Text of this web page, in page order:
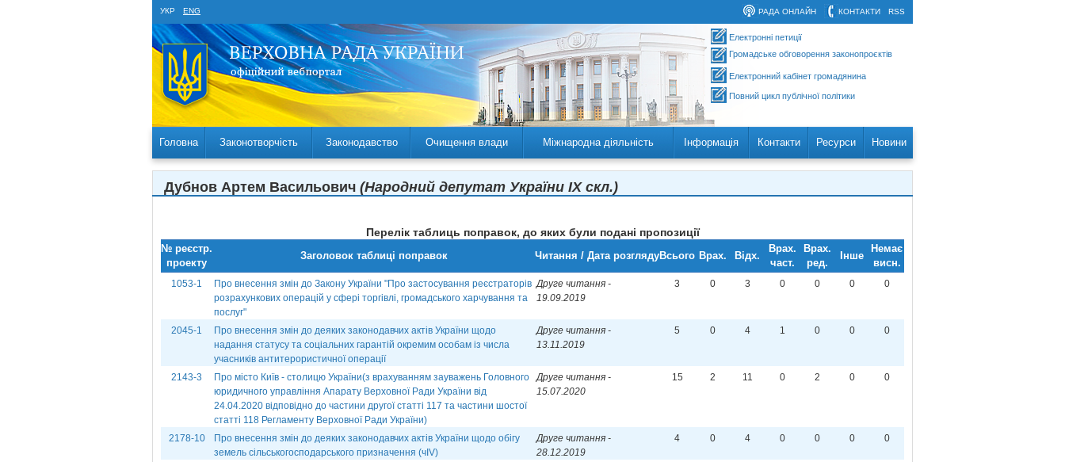
УКР ENG RSS
КОНТАКТИ
РАДА ОНЛАЙН
Електронні петиції
Громадське обговорення законопроєктів
Електронний кабінет громадянина
Повний цикл публічної політики
Головна Законотворчість Законодавство Очищення влади Міжнародна діяльність Інформація Контакти Ресурси Новини
Дубнов Артем Васильович (Народний депутат України IX скл.)
Перелік таблиць поправок, до яких були подані пропозиції
№ реєстр.
проекту
Заголовок таблиці поправок Читання / Дата розглядуВсього Врах. Відх.
Врах.
част.
Врах.
ред.
Інше
Немає
висн.
1053-1
Про внесення змін до Закону України "Про застосування реєстраторів
розрахункових операцій у сфері торгівлі, громадського харчування та
послуг"
Друге читання -
19.09.2019
3 0 3 0 0 0 0
2045-1
Про внесення змін до деяких законодавчих актів України щодо
надання статусу та соціальних гарантій окремим особам із числа
учасників антитерористичної операції
Друге читання -
13.11.2019
5 0 4 1 0 0 0
2143-3
Про місто Київ - столицю України(з врахуванням зауважень Головного
юридичного управління Апарату Верховної Ради України від
24.04.2020 відповідно до частини другої статті 117 та частини шостої
статті 118 Регламенту Верховної Ради України)
Друге читання -
15.07.2020
15 2 11 0 2 0 0
2178-10
Про внесення змін до деяких законодавчих актів України щодо обігу
земель сільськогосподарського призначення (чІV)
Друге читання -
28.12.2019
4 0 4 0 0 0 0